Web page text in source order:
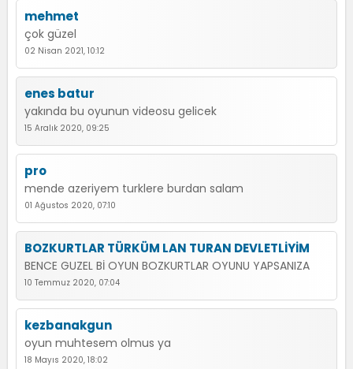
mehmet
çok güzel
02 Nisan 2021, 10:12
enes batur
yakında bu oyunun videosu gelicek
15 Aralık 2020, 09:25
pro
mende azeriyem turklere burdan salam
01 Ağustos 2020, 07:10
BOZKURTLAR TÜRKÜM LAN TURAN DEVLETLİYİM
BENCE GUZEL Bİ OYUN BOZKURTLAR OYUNU YAPSANIZA
10 Temmuz 2020, 07:04
kezbanakgun
oyun muhtesem olmus ya
18 Mayıs 2020, 18:02